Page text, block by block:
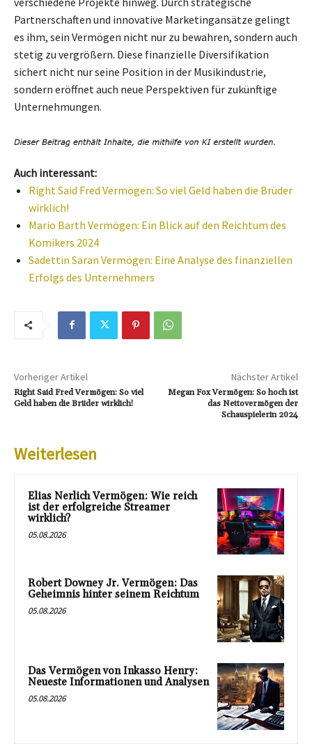
Partnerschaften und innovative Marketingansätze gelingt
es ihm, sein Vermögen nicht nur zu bewahren, sondern auch
stetig zu vergrößern. Diese finanzielle Diversifikation
sichert nicht nur seine Position in der Musikindustrie,
sondern eröffnet auch neue Perspektiven für zukünftige
Unternehmungen.
Auch interessant:
Right Said Fred Vermögen: So viel Geld haben die Brüder
wirklich!
Mario Barth Vermögen: Ein Blick auf den Reichtum des
Komikers 2024
Sadettin Saran Vermögen: Eine Analyse des finanziellen
Erfolgs des Unternehmers
Vorheriger Artikel
Right Said Fred Vermögen: So viel
Geld haben die Brüder wirklich!
Nächster Artikel
Megan Fox Vermögen: So hoch ist
das Nettovermögen der
Schauspielerin 2024
Weiterlesen
Elias Nerlich Vermögen: Wie reich
ist der erfolgreiche Streamer
wirklich?
05.08.2026
Robert Downey Jr. Vermögen: Das
Geheimnis hinter seinem Reichtum
05.08.2026
Das Vermögen von Inkasso Henry:
Neueste Informationen und Analysen
05.08.2026